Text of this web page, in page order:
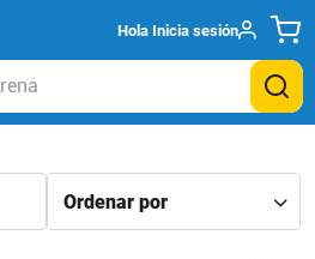
Hola Inicia sesión